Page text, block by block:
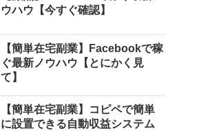
ウハウ【今すぐ確認】
【簡単在宅副業】Facebookで稼
ぐ最新ノウハウ【とにかく見
て】
【簡単在宅副業】コピペで簡単
に設置できる自動収益システム